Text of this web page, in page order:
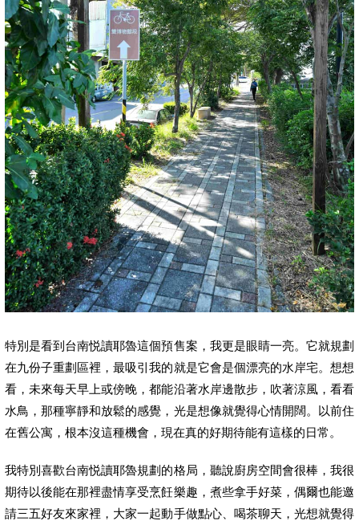
特別是看到台南悦讀耶魯這個預售案，我更是眼睛一亮。它就規劃
在九份子重劃區裡，最吸引我的就是它會是個漂亮的水岸宅。想想
看，未來每天早上或傍晚，都能沿著水岸邊散步，吹著涼風，看看
水鳥，那種寧靜和放鬆的感覺，光是想像就覺得心情開闊。以前住
在舊公寓，根本沒這種機會，現在真的好期待能有這樣的日常。
我特別喜歡台南悦讀耶魯規劃的格局，聽說廚房空間會很棒，我很
期待以後能在那裡盡情享受烹飪樂趣，煮些拿手好菜，偶爾也能邀
請三五好友來家裡，大家一起動手做點心、喝茶聊天，光想就覺得